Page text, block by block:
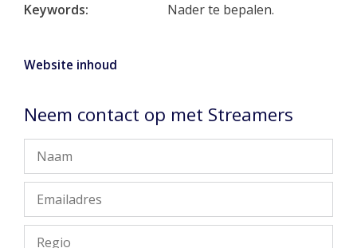
Keywords: Nader te bepalen.
Website inhoud
Neem contact op met Streamers